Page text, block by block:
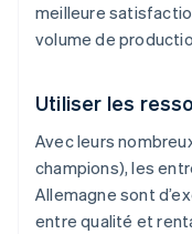
meilleure
volume de
Utiliser les
Avec leurs
champions), les
Allemagne sont
entre qualité et